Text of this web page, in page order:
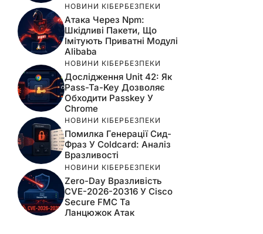
НОВИНИ КІБЕРБЕЗПЕКИ
Атака Через Npm:
Шкідливі Пакети, Що
Імітують Приватні Модулі
Alibaba
НОВИНИ КІБЕРБЕЗПЕКИ
Дослідження Unit 42: Як
Pass-Ta-Key Дозволяє
Обходити Passkey У
Chrome
НОВИНИ КІБЕРБЕЗПЕКИ
Помилка Генерації Сид-
Фраз У Coldcard: Аналіз
Вразливості
НОВИНИ КІБЕРБЕЗПЕКИ
Zero-Day Вразливість
CVE-2026-20316 У Cisco
Secure FMC Та
Ланцюжок Атак